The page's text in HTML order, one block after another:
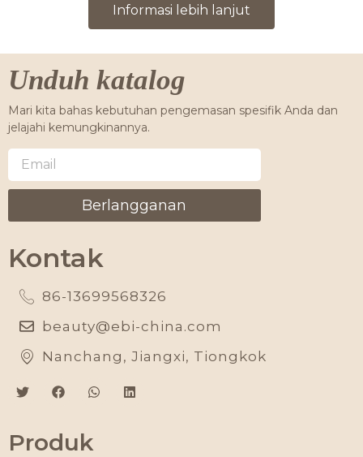
Informasi lebih lanjut
Unduh katalog
Mari kita bahas kebutuhan pengemasan spesifik Anda dan
jelajahi kemungkinannya.
Berlangganan
Kontak
86-13699568326
beauty@ebi-china.com
Nanchang, Jiangxi, Tiongkok
Produk